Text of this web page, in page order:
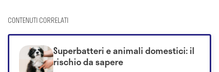
CONTENUTI CORRELATI
Superbatteri e animali domestici: il
rischio da sapere